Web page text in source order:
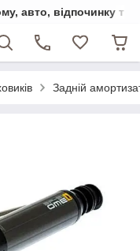
авто, відпочинку та
Задній